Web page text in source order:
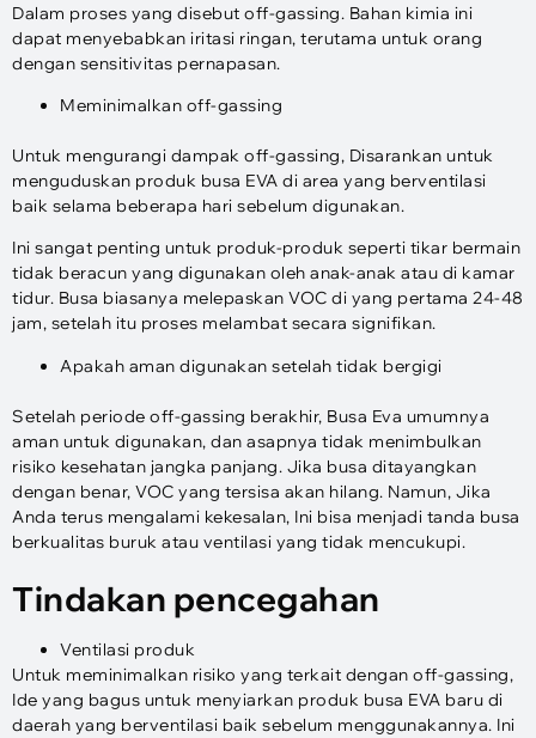
Dalam proses yang disebut off-gassing. Bahan kimia ini
dapat menyebabkan iritasi ringan, terutama untuk orang
dengan sensitivitas pernapasan.
Meminimalkan off-gassing
Untuk mengurangi dampak off-gassing, Disarankan untuk
menguduskan produk busa EVA di area yang berventilasi
baik selama beberapa hari sebelum digunakan.
Ini sangat penting untuk produk-produk seperti tikar bermain
tidak beracun yang digunakan oleh anak-anak atau di kamar
tidur. Busa biasanya melepaskan VOC di yang pertama 24-48
jam, setelah itu proses melambat secara signifikan.
Apakah aman digunakan setelah tidak bergigi
Setelah periode off-gassing berakhir, Busa Eva umumnya
aman untuk digunakan, dan asapnya tidak menimbulkan
risiko kesehatan jangka panjang. Jika busa ditayangkan
dengan benar, VOC yang tersisa akan hilang. Namun, Jika
Anda terus mengalami kekesalan, Ini bisa menjadi tanda busa
berkualitas buruk atau ventilasi yang tidak mencukupi.
Tindakan pencegahan
Ventilasi produk
Untuk meminimalkan risiko yang terkait dengan off-gassing,
Ide yang bagus untuk menyiarkan produk busa EVA baru di
daerah yang berventilasi baik sebelum menggunakannya. Ini